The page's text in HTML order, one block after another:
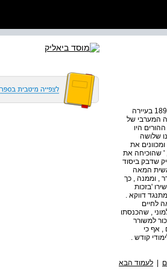
א . ילדות , שחרות , יצירות נעורים אורי צבי גרינברג נולד בערב חג הסוכות תרנ"ז 22 ) בספטמבר ( 1896 בעיירה
המערבי של
היו
שלושה
את
' שהוכיחה את
שדבק ביסוד
המאה
, וממנה , כך
'בזכות
מתנגד דווקא .
לחיים
, שהכנסתו
למשורר
, אף כי
קודש .
| לעמוד הבא